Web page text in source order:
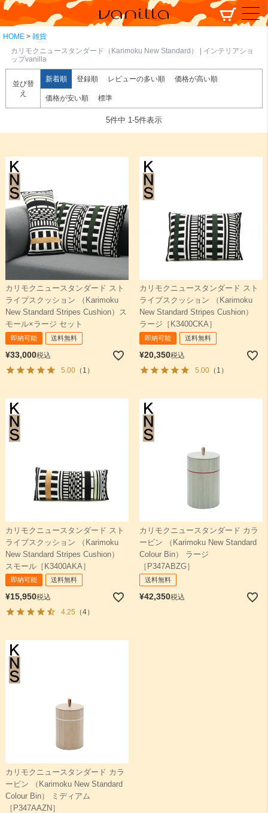
HOME
雑貨
カリモクニュースタンダード（Karimoku New Standard） | インテリアショ
ップvanilla
検索
並び替
え
新着順 登録順 レビューの多い順 価格が高い順
価格が安い順 標準
5件中 1-5件表示
カリモクニュースタンダード スト
ライプスクッション （Karimoku
New Standard Stripes Cushion）ス
モール×ラージ セット
即納可能 送料無料
¥33,000税込
5.00（1）
カリモクニュースタンダード スト
ライプスクッション （Karimoku
New Standard Stripes Cushion）
ラージ［K3400CKA］
即納可能 送料無料
¥20,350税込
5.00（1）
カリモクニュースタンダード スト
ライプスクッション （Karimoku
New Standard Stripes Cushion）
スモール［K3400AKA］
即納可能 送料無料
¥15,950税込
4.25 （4）
カリモクニュースタンダード カラ
ービン （Karimoku New Standard
Colour Bin） ラージ
［P347ABZG］
送料無料
¥42,350税込
カリモクニュースタンダード カラ
ービン （Karimoku New Standard
Colour Bin） ミディアム
［P347AAZN］